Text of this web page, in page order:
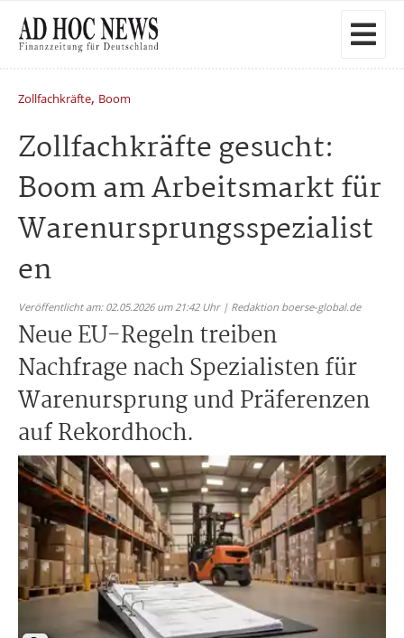
Zollfachkräfte, Boom
Zollfachkräfte gesucht:
Boom am Arbeitsmarkt für
Warenursprungsspezialist
en
Veröffentlicht am: 02.05.2026 um 21:42 Uhr | Redaktion boerse-global.de
Neue EU-Regeln treiben
Nachfrage nach Spezialisten für
Warenursprung und Präferenzen
auf Rekordhoch.